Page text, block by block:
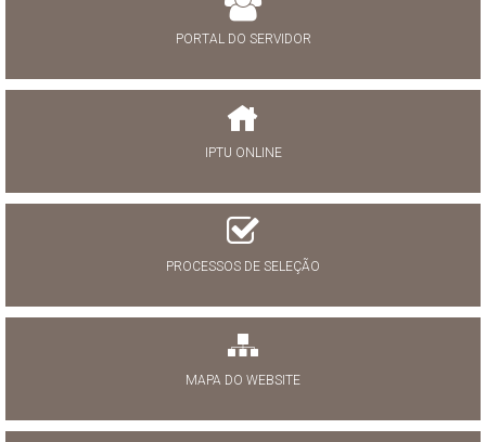
PORTAL DO SERVIDOR
IPTU ONLINE
PROCESSOS DE SELEÇÃO
MAPA DO WEBSITE